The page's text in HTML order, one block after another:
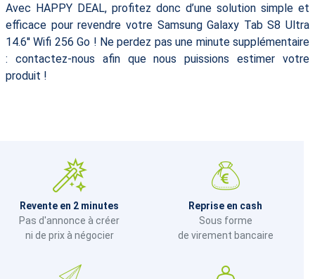
Avec HAPPY DEAL, profitez donc d’une solution simple et
efficace pour revendre votre Samsung Galaxy Tab S8 Ultra
14.6'' Wifi 256 Go ! Ne perdez pas une minute supplémentaire
: contactez-nous afin que nous puissions estimer votre
produit !
Revente en 2 minutes
Pas d'annonce à créer
ni de prix à négocier
Reprise en cash
Sous forme
de virement bancaire